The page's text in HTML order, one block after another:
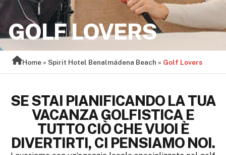
GOLF LOVERS
Home »Spirit Hotel Benalmádena Beach » Golf Lovers
SE STAI PIANIFICANDO LA TUA
VACANZA GOLFISTICA E
TUTTO CIÒ CHE VUOI È
DIVERTIRTI, CI PENSIAMO NOI.